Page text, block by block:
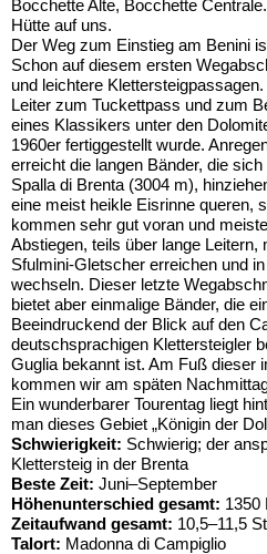
Bocchette Alte, Bocchette
Hütte auf uns.
Der Weg zum Einstieg am Benini
Schon auf diesem ersten
und leichtere
Leiter zum Tuckettpass und zum
eines Klassikers unter den
1960er fertiggestellt wurde.
erreicht die langen Bänder, die
Spalla di Brenta (3004 m),
eine meist heikle Eisrinne queren,
kommen sehr gut voran und
Abstiegen, teils über lange
Sfulmini-Gletscher erreichen und
wechseln. Dieser letzte
bietet aber einmalige Bänder, die
Beeindruckend der Blick auf den
deutschsprachigen Klettersteigler
Guglia bekannt ist. Am Fuß dieser
kommen wir am späten
Ein wunderbarer Tourentag liegt
man dieses Gebiet „Königin der
Schwierigkeit: Schwierig; der
Klettersteig in der Brenta
Beste Zeit: Juni–September
Höhenunterschied gesamt: 1350
Zeitaufwand gesamt: 10,5–11,5
Talort: Madonna di Campiglio